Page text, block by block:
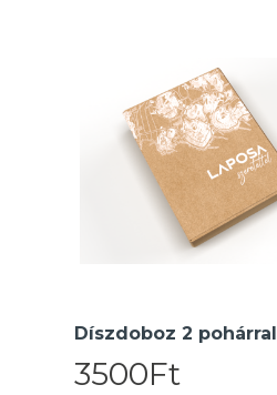
Díszdoboz 2 pohárral
3500Ft